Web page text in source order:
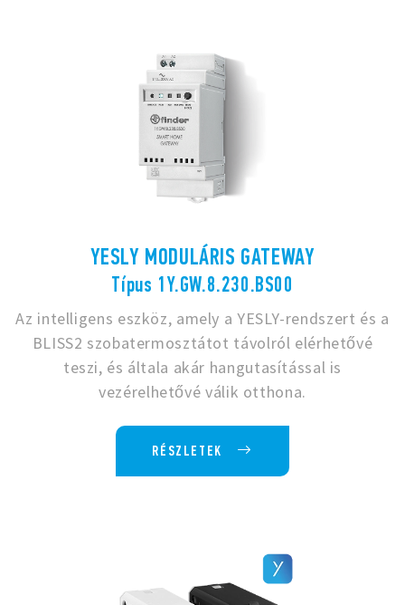
YESLY MODULÁRIS GATEWAY
Típus 1Y.GW.8.230.BS00
Az intelligens eszköz, amely a YESLY-rendszert és a
BLISS2 szobatermosztátot távolról elérhetővé
teszi, és általa akár hangutasítással is
vezérelhetővé válik otthona.
RÉSZLETEK